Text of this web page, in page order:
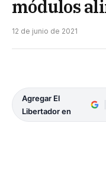
módulos
12 de junio de 2021
Agregar El
Libertador en